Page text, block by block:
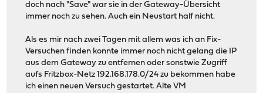
doch nach "Save" war sie in der Gateway-Übersicht
immer noch zu sehen. Auch ein Neustart half nicht.
Als es mir nach zwei Tagen mit allem was ich an Fix-
Versuchen finden konnte immer noch nicht gelang die IP
aus dem Gateway zu entfernen oder sonstwie Zugriff
aufs Fritzbox-Netz 192.168.178.0/24 zu bekommen habe
ich einen neuen Versuch gestartet. Alte VM